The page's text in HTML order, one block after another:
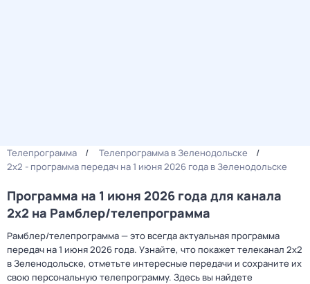
Телепрограмма
Телепрограмма в Зеленодольске
2x2 - программа передач на 1 июня 2026 года в Зеленодольске
Программа на 1 июня 2026 года для канала
2x2 на Рамблер/телепрограмма
Рамблер/телепрограмма — это всегда актуальная программа
передач на 1 июня 2026 года. Узнайте, что покажет телеканал 2x2
в Зеленодольске, отметьте интересные передачи и сохраните их
свою персональную телепрограмму. Здесь вы найдете